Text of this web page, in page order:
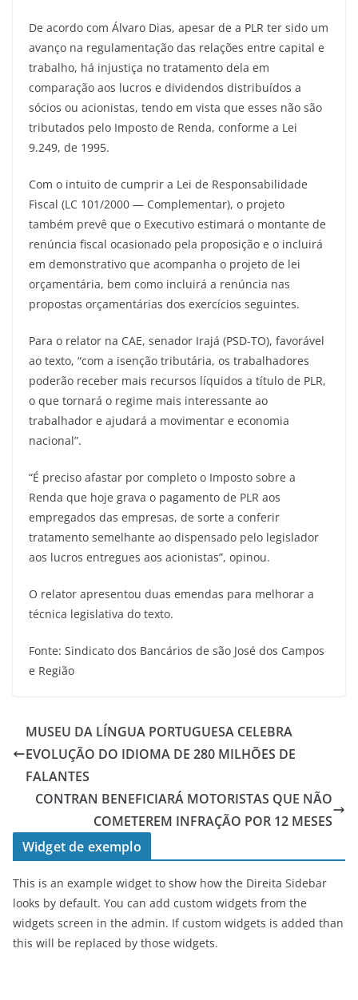
De acordo com Álvaro Dias, apesar de a PLR ter sido um
avanço na regulamentação das relações entre capital e
trabalho, há injustiça no tratamento dela em
comparação aos lucros e dividendos distribuídos a
sócios ou acionistas, tendo em vista que esses não são
tributados pelo Imposto de Renda, conforme a Lei
9.249, de 1995.
Com o intuito de cumprir a Lei de Responsabilidade
Fiscal (LC 101/2000 — Complementar), o projeto
também prevê que o Executivo estimará o montante de
renúncia fiscal ocasionado pela proposição e o incluirá
em demonstrativo que acompanha o projeto de lei
orçamentária, bem como incluirá a renúncia nas
propostas orçamentárias dos exercícios seguintes.
Para o relator na CAE, senador Irajá (PSD-TO), favorável
ao texto, “com a isenção tributária, os trabalhadores
poderão receber mais recursos líquidos a título de PLR,
o que tornará o regime mais interessante ao
trabalhador e ajudará a movimentar e economia
nacional”.
“É preciso afastar por completo o Imposto sobre a
Renda que hoje grava o pagamento de PLR aos
empregados das empresas, de sorte a conferir
tratamento semelhante ao dispensado pelo legislador
aos lucros entregues aos acionistas”, opinou.
O relator apresentou duas emendas para melhorar a
técnica legislativa do texto.
Fonte: Sindicato dos Bancários de são José dos Campos
e Região
MUSEU DA LÍNGUA PORTUGUESA CELEBRA
EVOLUÇÃO DO IDIOMA DE 280 MILHÕES DE
FALANTES
CONTRAN BENEFICIARÁ MOTORISTAS QUE NÃO
COMETEREM INFRAÇÃO POR 12 MESES
Widget de exemplo
This is an example widget to show how the Direita Sidebar
looks by default. You can add custom widgets from the
widgets screen in the admin. If custom widgets is added than
this will be replaced by those widgets.